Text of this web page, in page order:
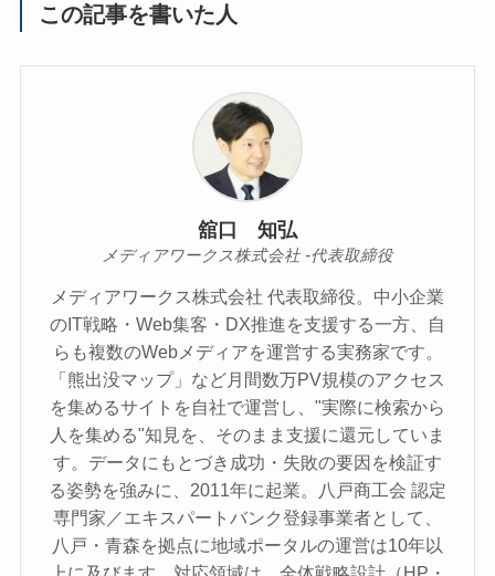
この記事を書いた人
舘口 知弘
メディアワークス株式会社 -代表取締役
メディアワークス株式会社 代表取締役。中小企業
のIT戦略・Web集客・DX推進を支援する一方、自
らも複数のWebメディアを運営する実務家です。
「熊出没マップ」など月間数万PV規模のアクセス
を集めるサイトを自社で運営し、"実際に検索から
人を集める"知見を、そのまま支援に還元していま
す。データにもとづき成功・失敗の要因を検証す
る姿勢を強みに、2011年に起業。八戸商工会 認定
専門家／エキスパートバンク登録事業者として、
八戸・青森を拠点に地域ポータルの運営は10年以